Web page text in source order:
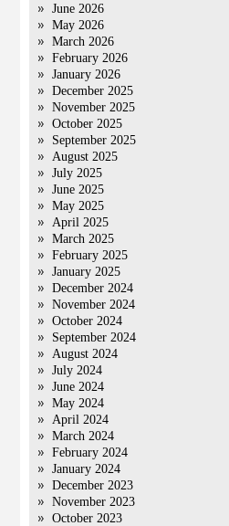
June 2026
May 2026
March 2026
February 2026
January 2026
December 2025
November 2025
October 2025
September 2025
August 2025
July 2025
June 2025
May 2025
April 2025
March 2025
February 2025
January 2025
December 2024
November 2024
October 2024
September 2024
August 2024
July 2024
June 2024
May 2024
April 2024
March 2024
February 2024
January 2024
December 2023
November 2023
October 2023